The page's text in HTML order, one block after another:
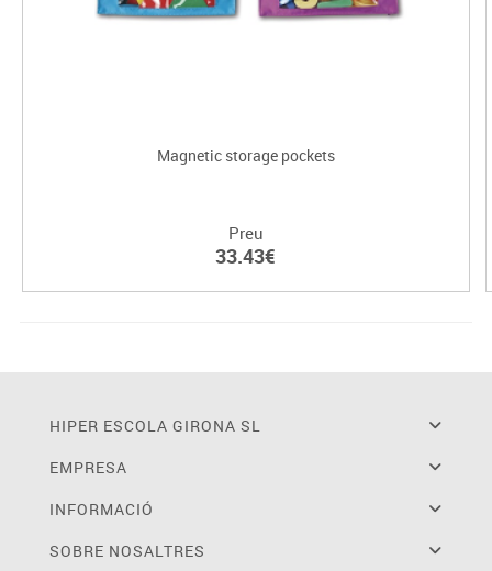
Magnetic storage pockets
Preu
33.43€
HIPER ESCOLA GIRONA SL
EMPRESA
INFORMACIÓ
SOBRE NOSALTRES